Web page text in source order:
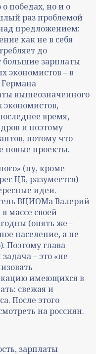
победах, но и о
раз проблемой
предложением:
как не в себя
до
большие зарплаты
экономистов – в
Германа
вышеозначенного
время,
и поэтому
потому что
новые проекты.
(ну, кроме
ЦБ, разумеется)
идеи.
ВЦИОМа Валерий
массе своей
(опять же –
население, а не
Поэтому глава
– это «не
имеющихся в
свежая и
После этого
на россиян.
зарплаты